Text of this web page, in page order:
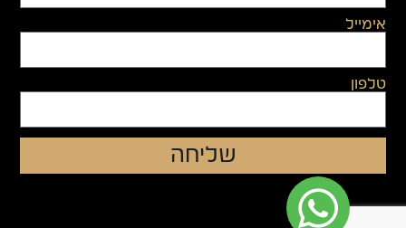
אימייל
טלפון
שליחה